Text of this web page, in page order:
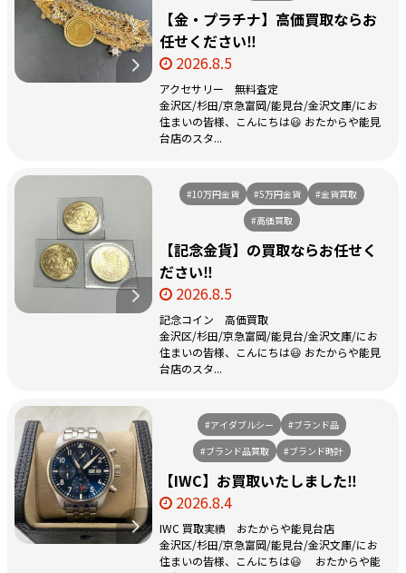
【金・プラチナ】高価買取ならお
任せください‼️
2026.8.5
アクセサリー 無料査定
金沢区/杉田/京急富岡/能見台/金沢文庫/にお
住まいの皆様、こんにちは😃 おたからや能見
台店のスタ...
#10万円金貨 #5万円金貨
#金貨買取
#高価買取
【記念金貨】の買取ならお任せく
ださい‼️
2026.8.5
記念コイン 高価買取
金沢区/杉田/京急富岡/能見台/金沢文庫/にお
住まいの皆様、こんにちは😃 おたからや能見
台店のスタ...
#アイダブルシー
#ブランド品
#ブランド品買取
#ブランド時計
【IWC】お買取いたしました‼️
2026.8.4
IWC 買取実績 おたからや能見台店
金沢区/杉田/京急富岡/能見台/金沢文庫/にお
住まいの皆様、こんにちは😃 おたからや能